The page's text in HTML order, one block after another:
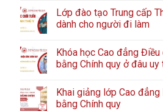
Lớp đào tạo Trung cấp
dành cho người đi làm
Khóa học Cao đẳng
bằng Chính quy ở đâu uy
Khai giảng lớp Cao
bằng Chính quy